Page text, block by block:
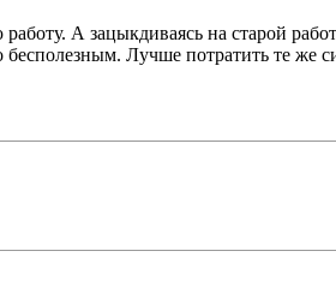
А зацыкдиваясь на старой
Лучше потратить те же